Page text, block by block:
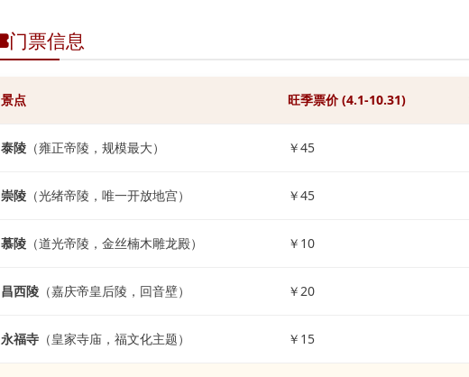
门票信息
景点 旺季票价 (4.1-10.31)
泰陵 （雍正帝陵，规模最大） ￥45
崇陵 （光绪帝陵，唯一开放地宫） ￥45
慕陵 （道光帝陵，金丝楠木雕龙殿） ￥10
昌西陵 （嘉庆帝皇后陵，回音壁） ￥20
永福寺 （皇家寺庙，福文化主题） ￥15